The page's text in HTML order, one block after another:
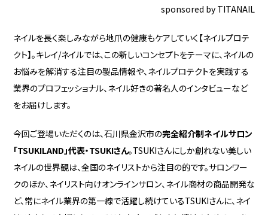
sponsored by TITANAIL
ネイルを長く楽しみながら地爪の健康もケアしていく【ネイルプロテ
クト】。キレイ/ネイルでは、この新しいコンセプトをテーマに、ネイルの
お悩みを解消する注目の製品情報や、ネイルプロテクトを実践する
業界のプロフェッショナル、ネイル好きの著名人のインタビューなど
をお届けします。
今回ご登場いただくのは、石川県金沢市の完全紹介制ネイルサロン
「TSUKILAND」代表・TSUKIさん。TSUKIさんにしか創れない美しい
ネイルの世界観は、全国のネイリストから注目の的です。サロンワー
クのほか、ネイリスト向けオンラインサロン、ネイル商材の商品開発な
ど、常にネイル業界の第一線で活躍し続けているTSUKIさんに、ネイ